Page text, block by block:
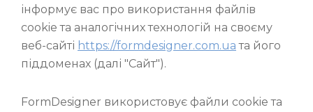
інформує вас про використання файлів
cookie та аналогічних технологій на своєму
веб-сайті https://formdesigner.com.ua та його
піддоменах (далі "Сайт").
FormDesigner використовує файли cookie та